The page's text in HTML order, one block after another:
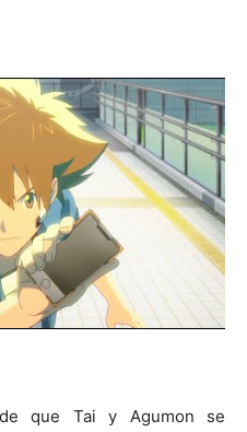
que Tai y Agumon se